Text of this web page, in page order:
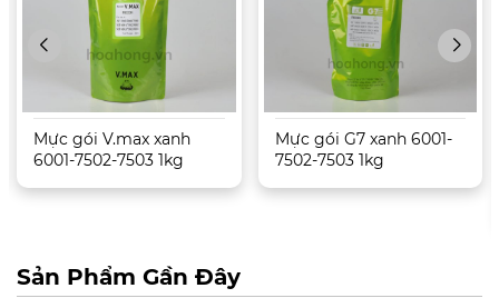
Mực gói V.max xanh
6001-7502-7503 1kg
Mực gói G7 xanh 6001-
7502-7503 1kg
Sản Phẩm Gần Đây